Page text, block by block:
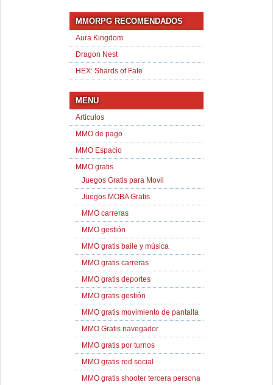
MMORPG RECOMENDADOS
Aura Kingdom
Dragon Nest
HEX: Shards of Fate
MENU
Articulos
MMO de pago
MMO Espacio
MMO gratis
Juegos Gratis para Movil
Juegos MOBA Gratis
MMO carreras
MMO gestión
MMO gratis baile y música
MMO gratis carreras
MMO gratis deportes
MMO gratis gestión
MMO gratis movimiento de pantalla
MMO Gratis navegador
MMO gratis por turnos
MMO gratis red social
MMO gratis shooter tercera persona